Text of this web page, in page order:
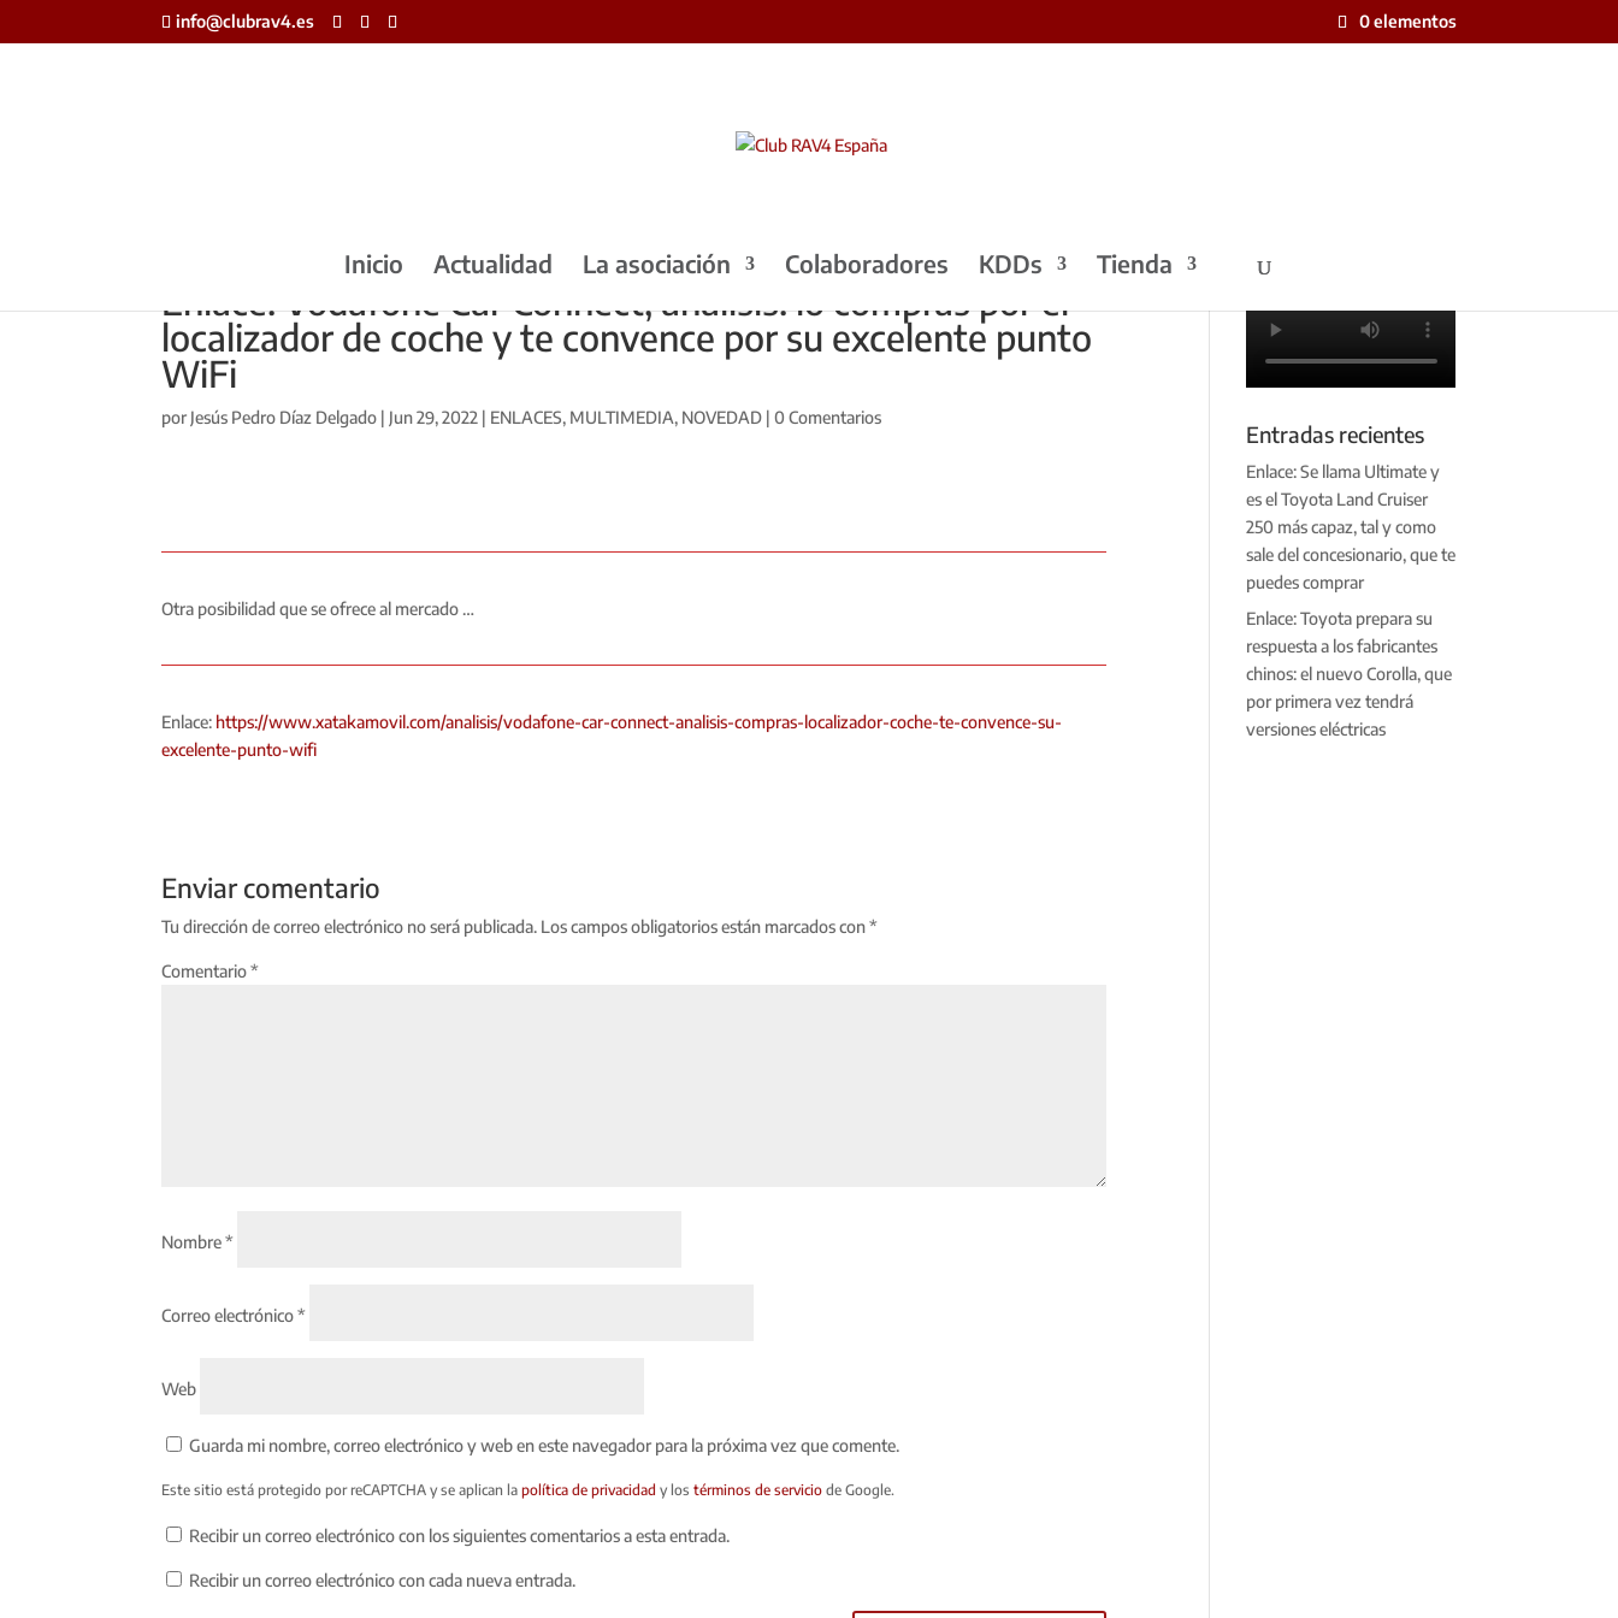
info@clubrav4.es 0 elementos
Inicio Actualidad La asociación Colaboradores KDDs Tienda
Enlace: Vodafone Car Connect, análisis: lo compras por el
localizador de coche y te convence por su excelente punto
WiFi
por Jesús Pedro Díaz Delgado | Jun 29, 2022 | ENLACES, MULTIMEDIA, NOVEDAD |0 Comentarios
Otra posibilidad que se ofrece al mercado …
Enlace: https://www.xatakamovil.com/analisis/vodafone-car-connect-analisis-compras-localizador-coche-te-convence-su-
excelente-punto-wifi
Enviar comentario
Tu dirección de correo electrónico no será publicada. Los campos obligatorios están marcados con*
Comentario*
Nombre*
Correo electrónico*
Web
Guarda mi nombre, correo electrónico y web en este navegador para la próxima vez que comente.
Este sitio está protegido por reCAPTCHA y se aplican lapolítica de privacidad y lostérminos de servicio de Google.
Recibir un correo electrónico con los siguientes comentarios a esta entrada.
Recibir un correo electrónico con cada nueva entrada.
Entradas recientes
Enlace: Se llama Ultimate y
es el Toyota Land Cruiser
250 más capaz, tal y como
sale del concesionario, que te
puedes comprar
Enlace: Toyota prepara su
respuesta a los fabricantes
chinos: el nuevo Corolla, que
por primera vez tendrá
versiones eléctricas